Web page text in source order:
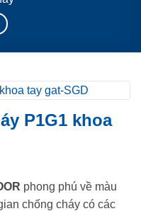
P1G1 khoa
phong phú về màu
chống cháy có các